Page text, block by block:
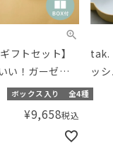
フトセット】
い！ガーゼお
イと布おもち
ギフトボック
オリジナ
ボックス入り 全4種
¥9,658税込
tak.
ッ
（